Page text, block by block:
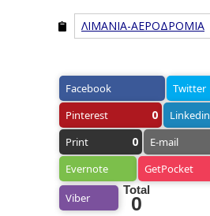
ΛΙΜΑΝΙΑ-ΑΕΡΟΔΡΟΜΙΑ
Facebook
Twitter
Pinterest
0 Linkedin
Print 0 E-mail
Evernote GetPocket
Viber
Total
0